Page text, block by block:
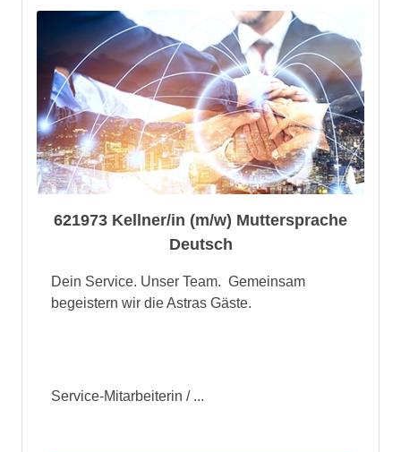
621973 Kellner/in (m/w) Muttersprache
Deutsch
Dein Service. Unser Team. Gemeinsam
begeistern wir die Astras Gäste.
Service-Mitarbeiterin / ...